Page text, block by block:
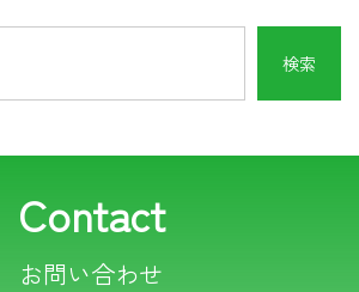
Contact
お問い合わせ